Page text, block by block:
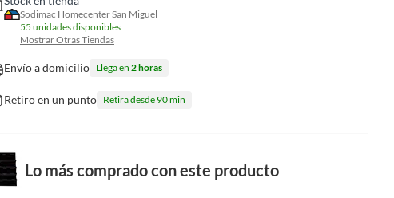
Sodimac Homecenter San Miguel
55 unidades disponibles
Mostrar Otras Tiendas
Envío a domicilio Llega en 2 horas
Retiro en un punto Retira desde 90 min
Lo más comprado con este producto